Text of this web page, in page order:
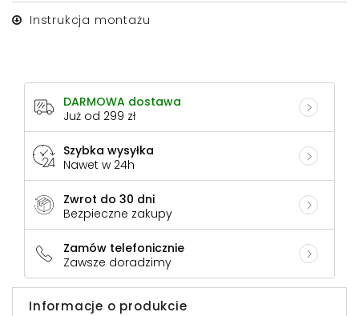
Instrukcja montażu
DARMOWA dostawa
Już od 299 zł
Szybka wysyłka
Nawet w 24h
Zwrot do 30 dni
Bezpieczne zakupy
Zamów telefonicznie
Zawsze doradzimy
Informacje o produkcie